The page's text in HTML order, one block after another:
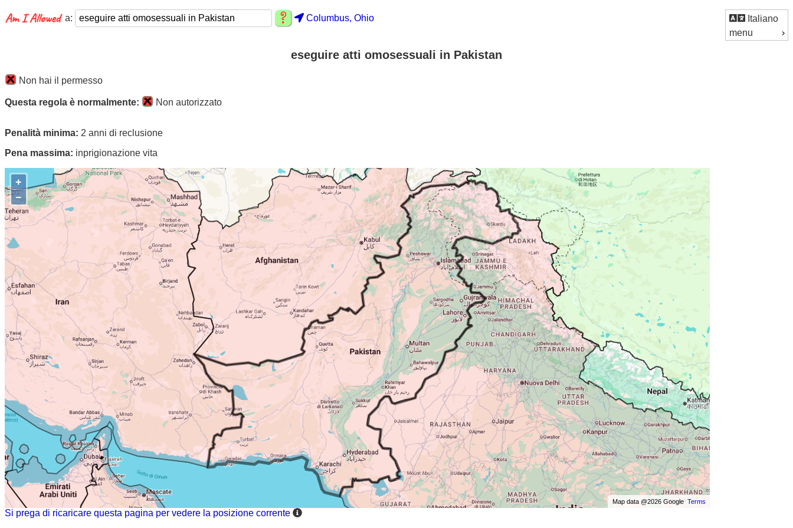
Italiano
menu
a: Columbus, Ohio
eseguire atti omosessuali in Pakistan
Non hai il permesso
Questa regola è normalmente: Non autorizzato
Penalità minima: 2 anni di reclusione
Pena massima: inprigionazione vita
+
−
Map data @2026 GoogleTerms
Si prega di ricaricare questa pagina per vedere la posizione corrente